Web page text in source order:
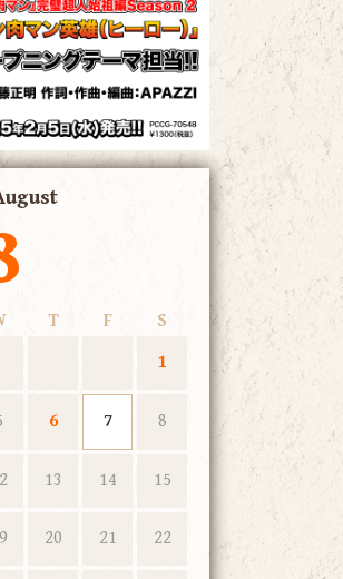
T F
S
1
6 7 8
13 14 15
20 21 22